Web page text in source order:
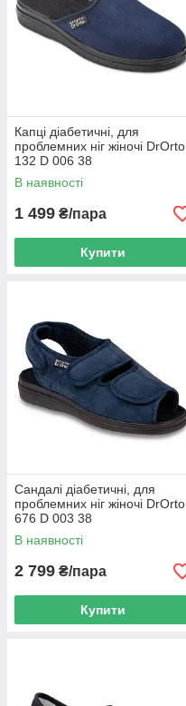
Капці діабетичні, для
проблемних ніг жіночі DrOrto
132 D 006 38
В наявності
1 499 ₴/пара
Купити
Сандалі діабетичні, для
проблемних ніг жіночі DrOrto
676 D 003 38
В наявності
2 799 ₴/пара
Купити